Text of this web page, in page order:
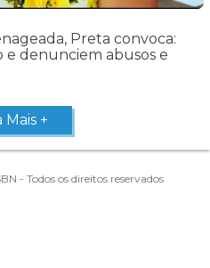
Preta convoca:
denunciem abusos e
Mais +
- Todos os direitos reservados